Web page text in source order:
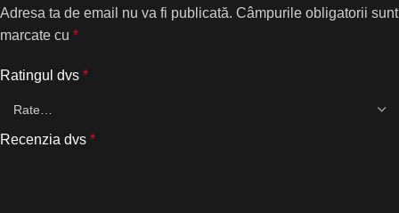
Adresa ta de email nu va fi publicată. Câmpurile obligatorii sunt
marcate cu *
Ratingul dvs *
Recenzia dvs *